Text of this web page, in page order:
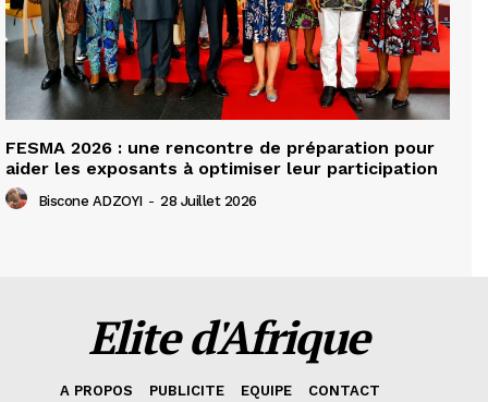
FESMA 2026 : une rencontre de préparation pour
aider les exposants à optimiser leur participation
Biscone ADZOYI - 28 Juillet 2026
Elite d'Afrique
A PROPOS PUBLICITE EQUIPE
CONTACT